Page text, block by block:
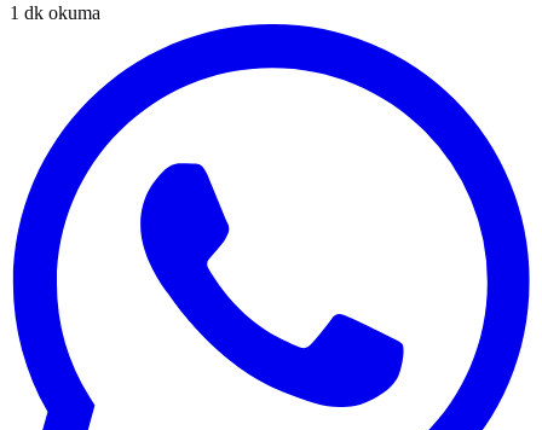
1 dk okuma